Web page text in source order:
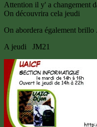
Attention il y' a changement
On découvrira cela jeudi
On abordera également brillo
A jeudi JM21